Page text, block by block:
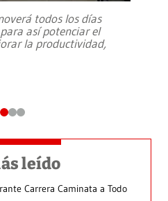
todos los días
así potenciar el
la productividad,
leído
Carrera Caminata a Todo